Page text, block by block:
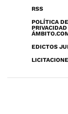
RSS
POLÍTICA DE
EDICTOS